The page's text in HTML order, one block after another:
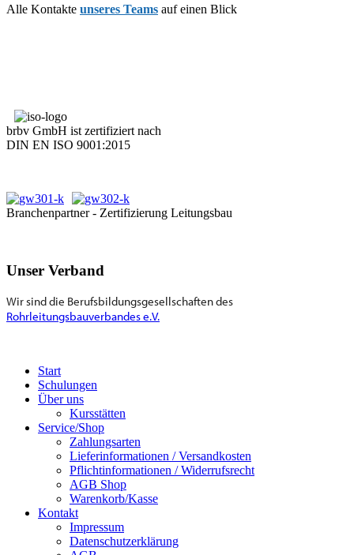
Alle Kontakte unseres Teams auf einen Blick
brbv GmbH ist zertifiziert nach
DIN EN ISO 9001:2015
Branchenpartner - Zertifizierung Leitungsbau
Unser Verband
Wir sind die Berufsbildungsgesellschaften des
Rohrleitungsbauverbandes e.V.
Start
Schulungen
Über uns
Kursstätten
Service/Shop
Zahlungsarten
Lieferinformationen / Versandkosten
Pflichtinformationen / Widerrufsrecht
AGB Shop
Warenkorb/Kasse
Kontakt
Impressum
Datenschutzerklärung